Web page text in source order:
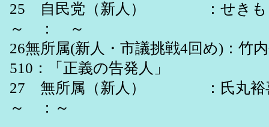
25 自民党（新人） ：せき
～ ： ～
26無所属(新人・市議挑戦4回め)：竹
510：「正義の告発人」
27 無所属（新人） ：氏
～ ：～